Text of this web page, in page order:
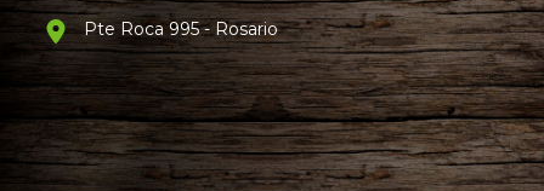
Pte Roca 995 - Rosario